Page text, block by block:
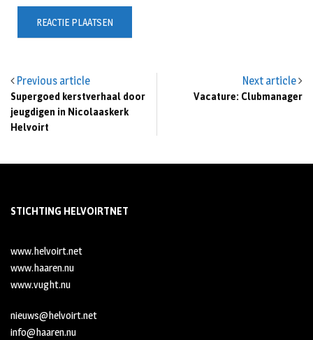
Previous article
Supergoed kerstverhaal door
jeugdigen in Nicolaaskerk
Helvoirt
Next article
Vacature: Clubmanager
STICHTING HELVOIRTNET
www.helvoirt.net
www.haaren.nu
www.vught.nu
nieuws@helvoirt.net
info@haaren.nu